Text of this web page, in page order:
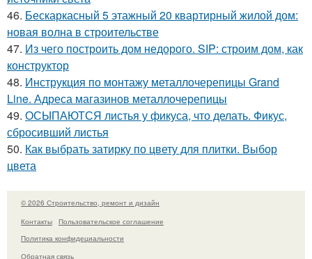
46. Бескаркасный 5 этажный 20 квартирный жилой дом:
новая волна в строительстве
47. Из чего построить дом недорого. SIP: строим дом, как
конструктор
48. Инструкция по монтажу металлочерепицы Grand
Line. Адреса магазинов металлочерепицы
49. ОСЫПАЮТСЯ листья у фикуса, что делать. Фикус,
сбросивший листья
50. Как выбрать затирку по цвету для плитки. Выбор
цвета
© 2026 Строительство, ремонт и дизайн
Контакты
Пользовательское соглашение
Политика конфидециальности
Обратная связь